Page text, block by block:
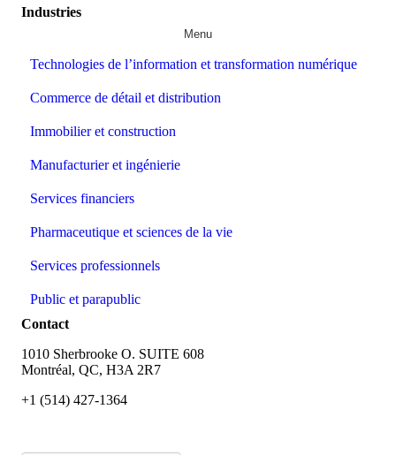
Industries
Menu
Technologies de l’information et transformation numérique
Commerce de détail et distribution
Immobilier et construction
Manufacturier et ingénierie
Services financiers
Pharmaceutique et sciences de la vie
Services professionnels
Public et parapublic
Contact
1010 Sherbrooke O. SUITE 608
Montréal, QC, H3A 2R7
+1 (514) 427-1364